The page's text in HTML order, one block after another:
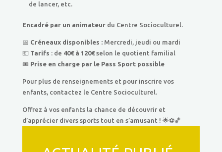
de lancer, etc.
Encadré par un animateurdu Centre Socioculturel.
📅 Créneaux disponibles :Mercredi, jeudi ou mardi
💶 Tarifs : de 40€ à 120€selon le quotient familial
🎟️ Prise en charge par le Pass Sport possible
Pour plus de renseignements et pour inscrire vos
enfants, contactez le Centre Socioculturel.
Offrez à vos enfants la chance de découvrir et
d’apprécier divers sports tout en s’amusant ! 🌟⚽🏀